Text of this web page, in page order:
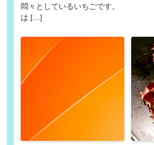
悶々としているいちごです。
は […]